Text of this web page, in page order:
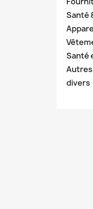
Santé
Santé
Autres
divers